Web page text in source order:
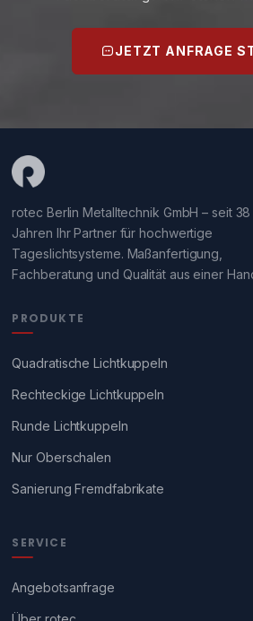
JETZT ANFRAGE
rotec Berlin Metalltechnik GmbH – seit 38
Jahren Ihr Partner für hochwertige
Tageslichtsysteme. Maßanfertigung,
Fachberatung und Qualität aus einer
PRODUKTE
Quadratische Lichtkuppeln
Rechteckige Lichtkuppeln
Runde Lichtkuppeln
Nur Oberschalen
Sanierung Fremdfabrikate
SERVICE
Angebotsanfrage